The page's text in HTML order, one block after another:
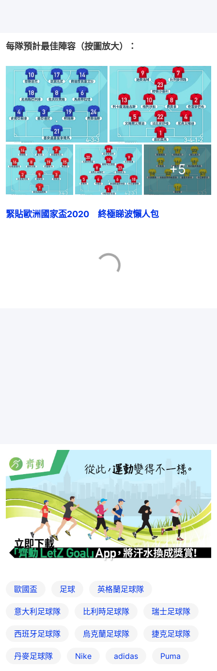
每隊預計最佳陣容（按圖放大）：
+5
緊貼歐洲國家盃2020　終極睇波懶人包
歐國盃 足球 英格蘭足球隊
意大利足球隊 比利時足球隊 瑞士足球隊
西班牙足球隊 烏克蘭足球隊 捷克足球隊
丹麥足球隊 Nike adidas Puma